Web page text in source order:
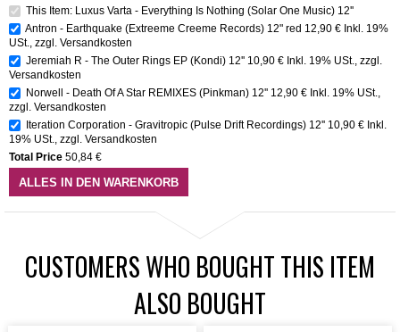
This Item: Luxus Varta - Everything Is Nothing (Solar One Music) 12''
Antron - Earthquake (Extreeme Creeme Records) 12" red 12,90 € Inkl. 19%
USt. zzgl. Versandkosten
Jeremiah R - The Outer Rings EP (Kondi) 12'' 10,90 € Inkl. 19% USt. zzgl.
Versandkosten
Norwell - Death Of A Star REMIXES (Pinkman) 12'' 12,90 € Inkl. 19% USt.
zzgl. Versandkosten
Iteration Corporation - Gravitropic (Pulse Drift Recordings) 12'' 10,90 € Inkl.
19% USt. zzgl. Versandkosten
Total Price 50,84 €
ALLES IN DEN WARENKORB
CUSTOMERS WHO BOUGHT THIS ITEM
ALSO BOUGHT